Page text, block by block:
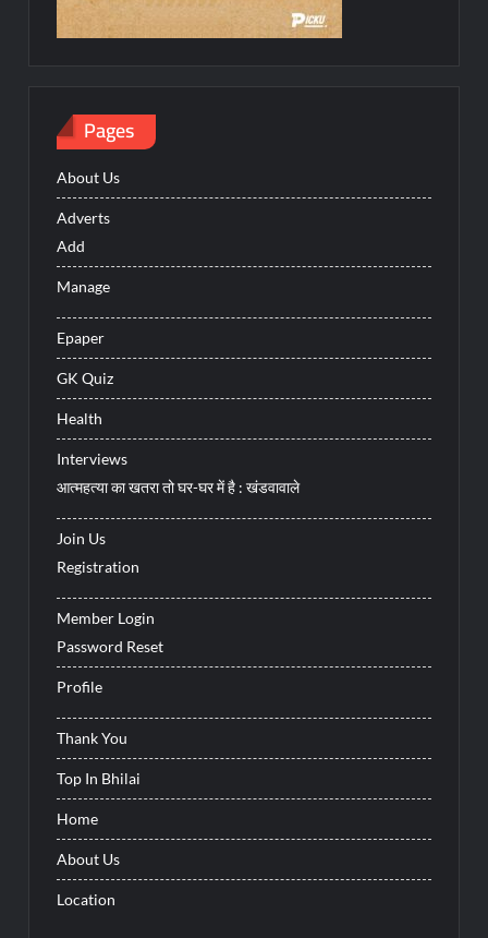
Pages
About Us
Adverts
Add
Manage
Epaper
GK Quiz
Health
Interviews
आत्महत्या का खतरा तो घर-घर में है : खंडवावाले
Join Us
Registration
Member Login
Password Reset
Profile
Thank You
Top In Bhilai
Home
About Us
Location